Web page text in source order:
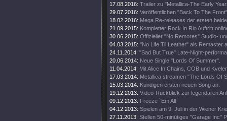
17.08.2016: Trailer zu "Metallica-The Early
29.07.2016: Veröffentlichen "Back To The
18.02.2016: Mega Re-releases der ersten
21.09.2015: Kompletter Rock In Rio Auftritt
30.06.2015: Offizieller "No Remores" Studio-
04.03.2015: "No Life Til Leather" als Remaster
24.11.2014: "Sad But True" Late-Night-
20.06.2014: Neue Single "Lords Of Summer".
11.04.2014: Mit Alice In Chains, COB und
17.03.2014: Metallica streamen "The Lords Of
15.03.2014: Kündigen ersten neuen Song an.
19.12.2013: Video-Rückblick zur legendären
09.12.2013: Freeze `Em All
04.12.2013: Spielen am 9. Juli in der Wiener
27.11.2013: Stellen 50-minütiges "Garage Inc"